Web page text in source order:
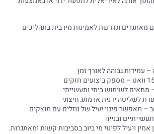
מאתגרים ונדרשת לאמינות מירבית בתהליכים
עמידות גבוהה לאורך זמן
לשליטה ידנית או מתג חיצוני
– מאפשר פינוי יעיל של נוזלים עם מוצקים
ובנייה
ויעיל לפינוי מי ביוב בסביבות קשות ומאתגרות.